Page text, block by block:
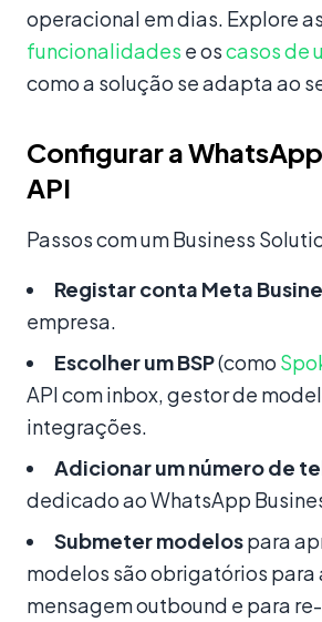
operacional em dias. Explore as
funcionalidades e oscasos de
como a solução se adapta ao
Configurar a
API
Passos com um Business
Registar conta Meta
empresa.
Escolher um BSP(como
API com inbox, gestor de
integrações.
Adicionar um número de
dedicado ao WhatsApp
Submeter modelospara
modelos são obrigatórios para
mensagem outbound e para